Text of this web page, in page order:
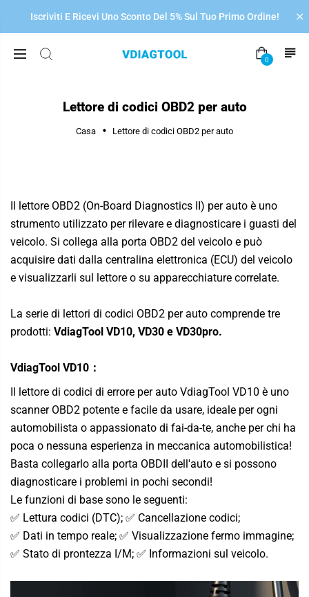
Iscriviti E Ricevi Uno Sconto Del 5% Sul Tuo Primo Ordine!
0
Lettore di codici OBD2 per auto
Casa Lettore di codici OBD2 per auto
Il lettore OBD2 (On-Board Diagnostics II) per auto è uno
strumento utilizzato per rilevare e diagnosticare i guasti del
veicolo. Si collega alla porta OBD2 del veicolo e può
acquisire dati dalla centralina elettronica (ECU) del veicolo
e visualizzarli sul lettore o su apparecchiature correlate.
La serie di lettori di codici OBD2 per auto comprende tre
prodotti: VdiagTool VD10, VD30 e VD30pro.
VdiagTool VD10 ：
Il lettore di codici di errore per auto VdiagTool VD10 è uno
scanner OBD2 potente e facile da usare, ideale per ogni
automobilista o appassionato di fai-da-te, anche per chi ha
poca o nessuna esperienza in meccanica automobilistica!
Basta collegarlo alla porta OBDII dell'auto e si possono
diagnosticare i problemi in pochi secondi!
Le funzioni di base sono le seguenti:
✅ Lettura codici (DTC); ✅ Cancellazione codici;
✅ Dati in tempo reale; ✅ Visualizzazione fermo immagine;
✅ Stato di prontezza I/M; ✅ Informazioni sul veicolo.